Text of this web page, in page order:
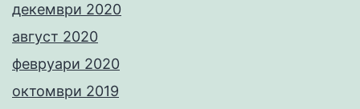
декември 2020
август 2020
февруари 2020
октомври 2019